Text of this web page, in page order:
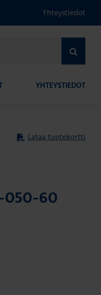
Yhteystiedot
YHTEYSTIEDOT
Lataa tuotekortti
050-60